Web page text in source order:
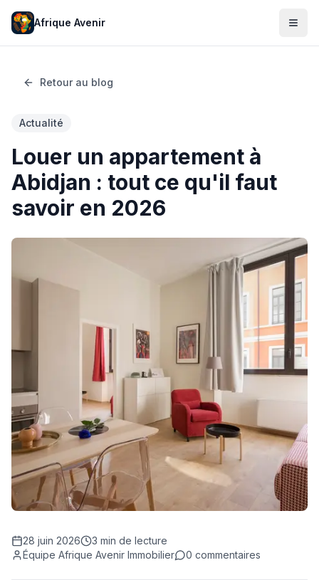
Afrique Avenir
Retour au blog
Actualité
Louer un appartement à
Abidjan : tout ce qu'il faut
savoir en 2026
28 juin 2026 3 min de lecture
Équipe Afrique Avenir Immobilier
0 commentaires